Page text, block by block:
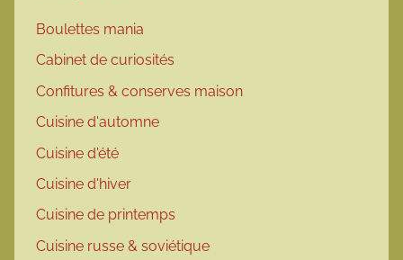
Boulettes mania
Cabinet de curiosités
Confitures & conserves maison
Cuisine d'automne
Cuisine d'été
Cuisine d'hiver
Cuisine de printemps
Cuisine russe & soviétique